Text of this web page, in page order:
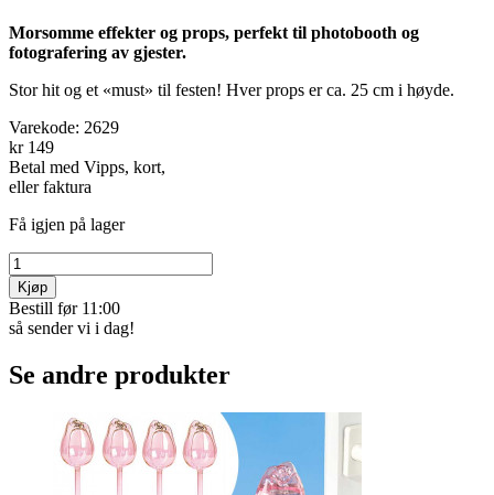
Morsomme effekter og props, perfekt til photobooth og
fotografering av gjester.
Stor hit og et «must» til festen! Hver props er ca. 25 cm i høyde.
Varekode: 2629
kr 149
Betal med Vipps, kort,
eller faktura
Få igjen på lager
Kjøp
Bestill før 11:00
så sender vi i dag!
Se andre produkter